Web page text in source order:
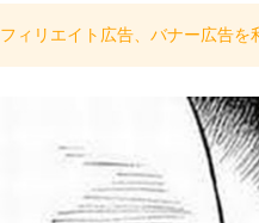
ィリエイト広告、バナー広告を